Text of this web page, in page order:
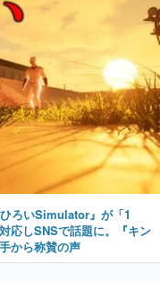
ろいSimulator』が「1
応しSNSで話題に。『キン
から称賛の声